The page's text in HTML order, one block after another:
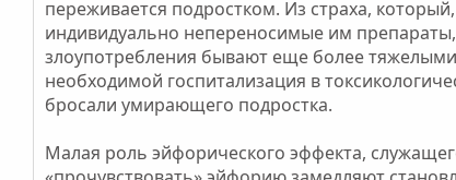
переживается подростком. Из страха,
индивидуально непереносимые им препараты,
злоупотребления бывают еще более
необходимой госпитализация в
бросали умирающего подростка.
Малая роль эйфорического эффекта,